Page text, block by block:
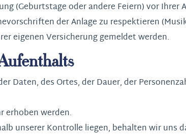
(Geburtstage oder andere Feiern) vor Ihrer
der Anlage zu respektieren
eigenen Versicherung gemeldet werden.
Daten, des Ortes, der Dauer, der
erhoben werden.
unserer Kontrolle liegen, behalten wir uns